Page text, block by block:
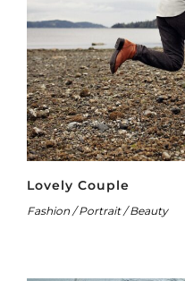
Lovely Couple
Fashion / Portrait / Beauty